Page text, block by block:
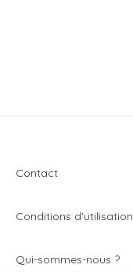
Contact
Conditions d'utilisation
Qui-sommes-nous ?